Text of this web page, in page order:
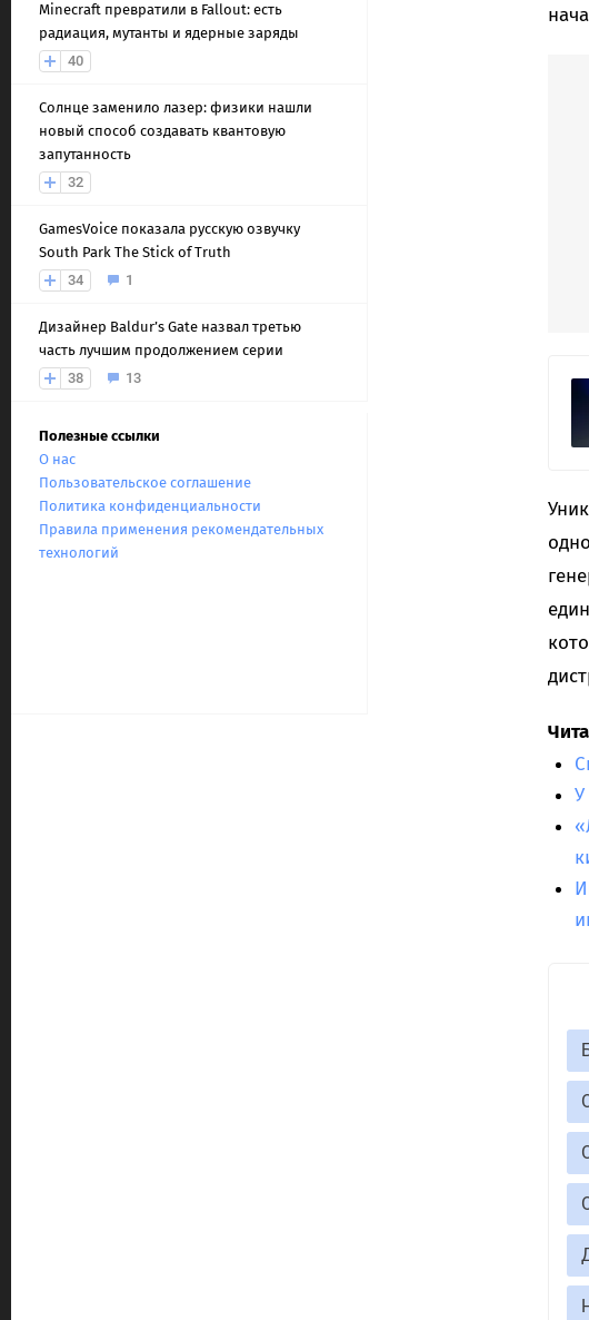
Minecraft превратили в Fallout: есть
радиация, мутанты и ядерные заряды
40
Солнце заменило лазер: физики нашли
новый способ создавать квантовую
запутанность
32
GamesVoice показала русскую озвучку
South Park The Stick of Truth
34
1
Дизайнер Baldur’s Gate назвал третью
часть лучшим продолжением серии
38
13
Полезные ссылки
О нас
Пользовательское соглашение
Политика конфиденциальности
Правила применения рекомендательных
технологий
У